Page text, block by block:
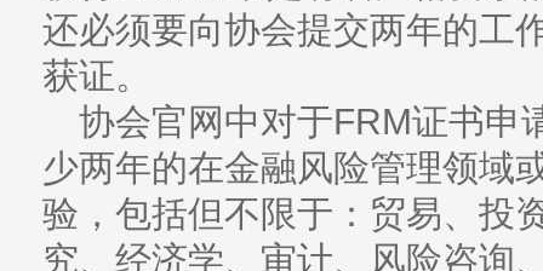
还必须要向协会提交两年的工
获证。
协会官网中对于FRM证书申
少两年的在金融风险管理领域
验，包括但不限于：贸易、投
究、经济学、审计、风险咨询